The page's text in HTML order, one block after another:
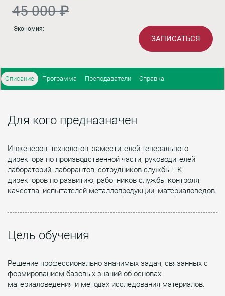
45 000 ₽
Экономия:
ЗАПИСАТЬСЯ
Описание Программа Преподаватели Справка
Для кого предназначен
Инженеров, технологов, заместителей генерального
директора по производственной части, руководителей
лабораторий, лаборантов, сотрудников службы ТК,
директоров по развитию, работников службы контроля
качества, испытателей металлопродукции, материаловедов.
Цель обучения
Решение профессионально значимых задач, связанных с
формированием базовых знаний об основах
материаловедения и методах исследования материалов.